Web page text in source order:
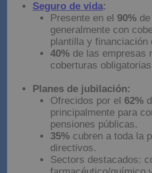
Seguro de vida:
Presente en el 90%
generalmente con
plantilla y financiación
40% de las empresas
coberturas
Planes de jubilación:
Ofrecidos por el 62%
principalmente para
pensiones públicas.
35% cubren a toda la
directivos.
Sectors destacados: